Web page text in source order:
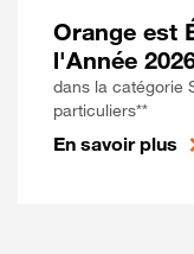
Orange est
l'Année
dans la catégorie
particuliers**
En savoir plus